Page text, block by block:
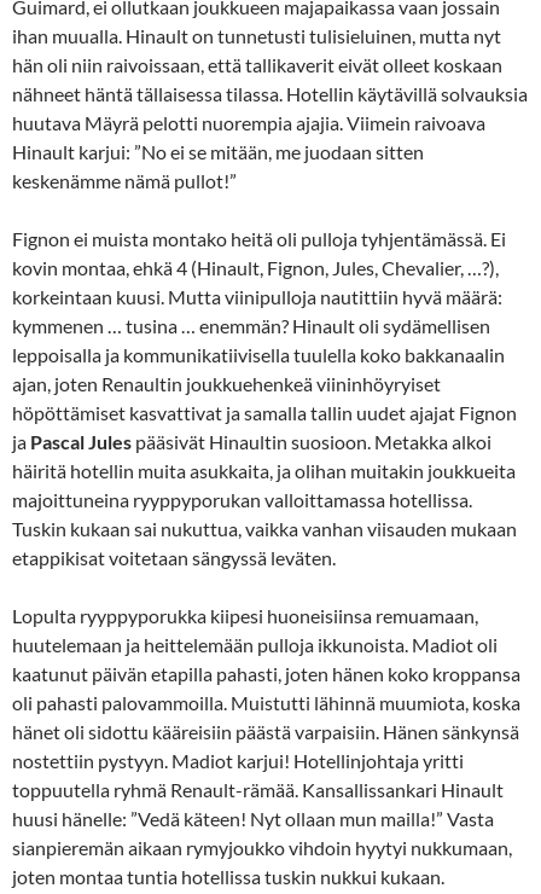
Guimard, ei ollutkaan joukkueen majapaikassa vaan jossain
ihan muualla. Hinault on tunnetusti tulisieluinen, mutta nyt
hän oli niin raivoissaan, että tallikaverit eivät olleet koskaan
nähneet häntä tällaisessa tilassa. Hotellin käytävillä solvauksia
huutava Mäyrä pelotti nuorempia ajajia. Viimein raivoava
Hinault karjui: ”No ei se mitään, me juodaan sitten
keskenämme nämä pullot!”
Fignon ei muista montako heitä oli pulloja tyhjentämässä. Ei
kovin montaa, ehkä 4 (Hinault, Fignon, Jules, Chevalier, …?),
korkeintaan kuusi. Mutta viinipulloja nautittiin hyvä määrä:
kymmenen … tusina … enemmän? Hinault oli sydämellisen
leppoisalla ja kommunikatiivisella tuulella koko bakkanaalin
ajan, joten Renaultin joukkuehenkeä viininhöyryiset
höpöttämiset kasvattivat ja samalla tallin uudet ajajat Fignon
ja Pascal Jules pääsivät Hinaultin suosioon. Metakka alkoi
häiritä hotellin muita asukkaita, ja olihan muitakin joukkueita
majoittuneina ryyppyporukan valloittamassa hotellissa.
Tuskin kukaan sai nukuttua, vaikka vanhan viisauden mukaan
etappikisat voitetaan sängyssä leväten.
Lopulta ryyppyporukka kiipesi huoneisiinsa remuamaan,
huutelemaan ja heittelemään pulloja ikkunoista. Madiot oli
kaatunut päivän etapilla pahasti, joten hänen koko kroppansa
oli pahasti palovammoilla. Muistutti lähinnä muumiota, koska
hänet oli sidottu kääreisiin päästä varpaisiin. Hänen sänkynsä
nostettiin pystyyn. Madiot karjui! Hotellinjohtaja yritti
toppuutella ryhmä Renault-rämää. Kansallissankari Hinault
huusi hänelle: ”Vedä käteen! Nyt ollaan mun mailla!” Vasta
sianpieremän aikaan rymyjoukko vihdoin hyytyi nukkumaan,
joten montaa tuntia hotellissa tuskin nukkui kukaan.